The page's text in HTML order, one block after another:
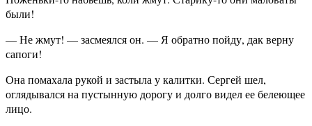
были!
— Не жмут! — засмеялся он. — Я обратно пойду, дак верну
сапоги!
Она помахала рукой и застыла у калитки. Сергей шел,
оглядывался на пустынную дорогу и долго видел ее белеющее
лицо.